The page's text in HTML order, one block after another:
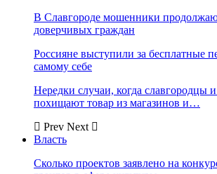
В Славгороде мошенники
доверчивых граждан
Россияне выступили за бесплатные
самому себе
Нередки случаи, когда славгородцы
похищают товар из магазинов и…
Prev Next
Власть
Сколько проектов заявлено на